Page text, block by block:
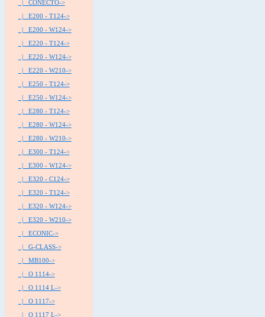
|_ CONECTO->
|_ E200 - T124->
|_ E200 - W124->
|_ E220 - T124->
|_ E220 - W124->
|_ E220 - W210->
|_ E250 - T124->
|_ E250 - W124->
|_ E280 - T124->
|_ E280 - W124->
|_ E280 - W210->
|_ E300 - T124->
|_ E300 - W124->
|_ E320 - C124->
|_ E320 - T124->
|_ E320 - W124->
|_ E320 - W210->
|_ ECONIC->
|_ G-CLASS->
|_ MB100->
|_ O 1114->
|_ O 1114 L->
|_ O 1117->
|_ O 1117 L->